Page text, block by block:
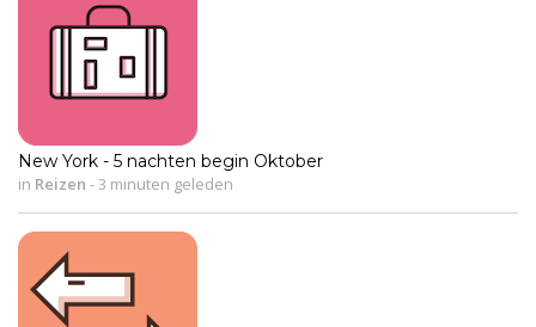
New York - 5 nachten begin Oktober
in Reizen - 3 minuten geleden